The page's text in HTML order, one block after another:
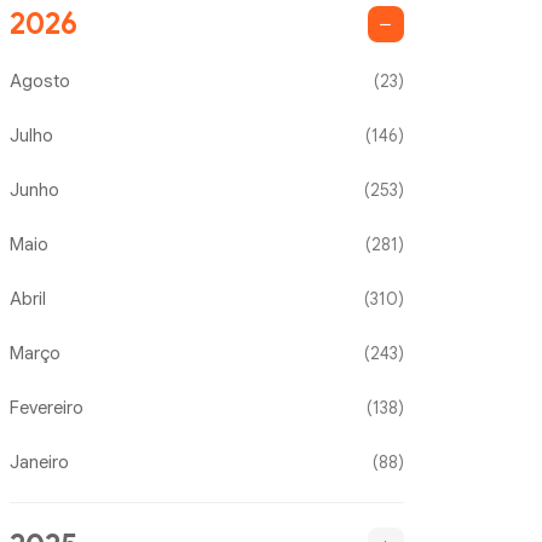
2026
Agosto (23)
Julho (146)
Junho (253)
Maio (281)
Abril (310)
Março (243)
Fevereiro (138)
Janeiro (88)